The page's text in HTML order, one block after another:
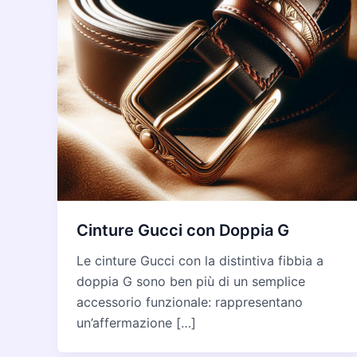
Cinture Gucci con Doppia G
Le cinture Gucci con la distintiva fibbia a
doppia G sono ben più di un semplice
accessorio funzionale: rappresentano
un’affermazione […]